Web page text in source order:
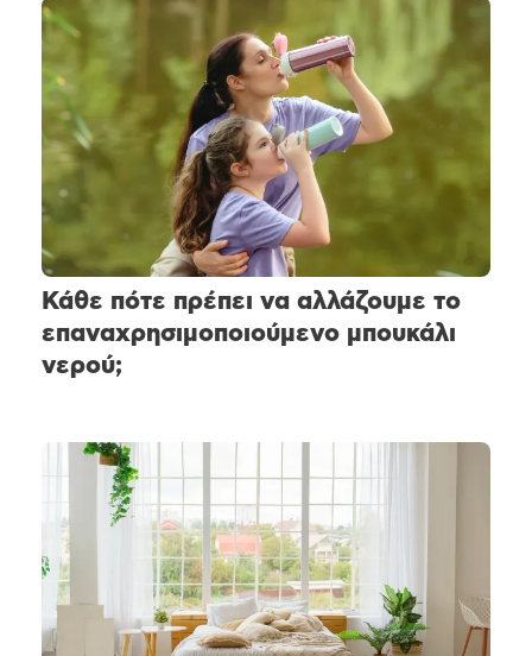
Κάθε πότε πρέπει να αλλάζουμε το
επαναχρησιμοποιούμενο μπουκάλι
νερού;